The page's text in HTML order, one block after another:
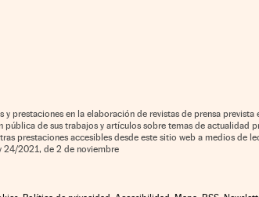
y prestaciones en la elaboración de revistas de prensa
de sus trabajos y artículos sobre temas de actualidad
prestaciones accesibles desde este sitio web a medios de
24/2021, de 2 de noviembre